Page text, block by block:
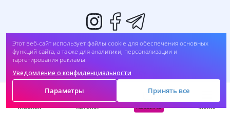
Этот веб-сайт использует файлы cookie для обеспечения основных
функций сайта, а также для аналитики, персонализации и
таргетирования рекламы.
Уведомление о конфиденциальности
Параметры Принять все
Принимаем к оплате:
САМОЛЕЧЕНИЕ МОЖЕТ БЫТЬ ВРЕДНЫМ ДЛЯ
ВАШЕГО ЗДОРОВЬЯ. ПЕРЕД ПРИМЕНЕНИЕМ
Главная Каталог Корзина Меню